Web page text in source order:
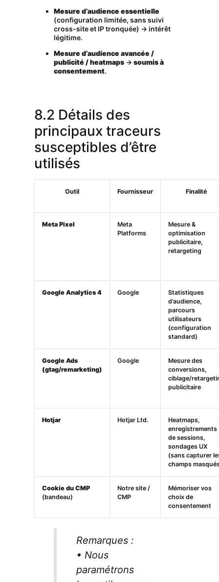
Mesure d’audience essentielle
(configuration limitée, sans suivi
cross-site et IP tronquée) → intérêt
légitime.
Mesure d’audience avancée /
publicité / heatmaps →soumis à
consentement.
8.2 Détails des
principaux traceurs
susceptibles d’être
utilisés
Outil Fournisseur Finalité
Meta Pixel
Meta
Platforms
Mesure &
optimisation
publicitaire,
retargeting
Google Analytics 4 Google
Statistiques
d’audience,
parcours
utilisateurs
(configuration
standard)
Google Ads
(gtag/remarketing)
Google
Mesure des
conversions,
ciblage/
publicitaire
Hotjar Hotjar Ltd.
Heatmaps,
enregistrements
de sessions,
sondages UX
(sans capturer
champs
Cookie du CMP
(bandeau)
Notre site /
CMP
Mémoriser vos
choix de
consentement
Remarques :
• Nous
paramétrons